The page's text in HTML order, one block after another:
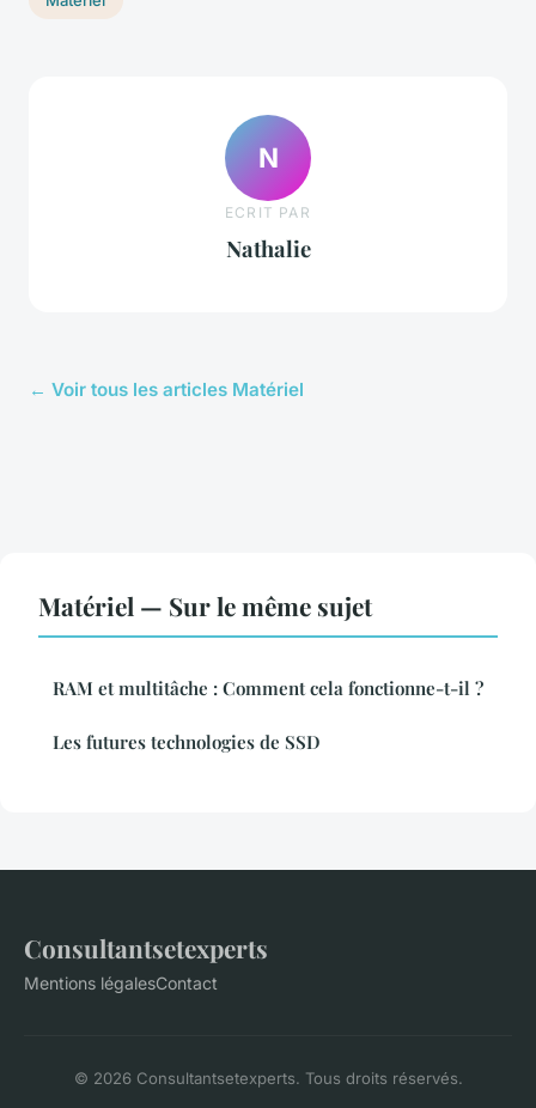
N
ECRIT PAR
Nathalie
← Voir tous les articles Matériel
Matériel — Sur le même sujet
RAM et multitâche : Comment cela fonctionne-t-il ?
Les futures technologies de SSD
Consultantsetexperts
Mentions légalesContact
© 2026 Consultantsetexperts. Tous droits réservés.